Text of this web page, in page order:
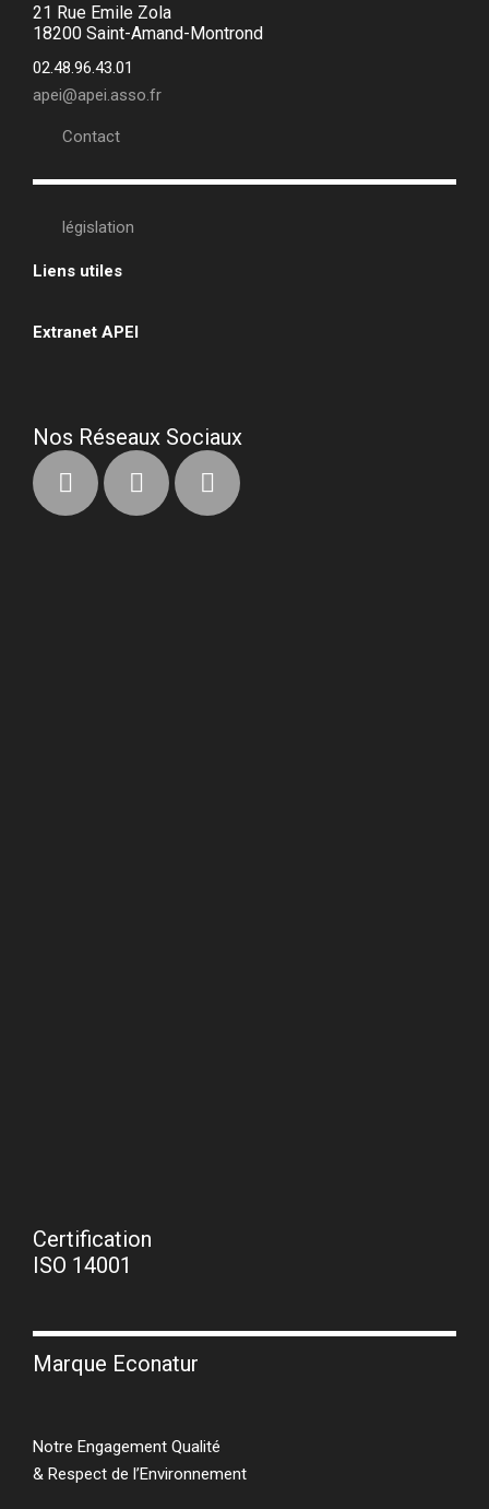
21 Rue Emile Zola
18200 Saint-Amand-Montrond
02.48.96.43.01
apei@apei.asso.fr
Contact
législation
Liens utiles
Extranet APEI
Nos Réseaux Sociaux
Certification
ISO 14001
Marque Econatur
Notre Engagement Qualité
& Respect de l’Environnement